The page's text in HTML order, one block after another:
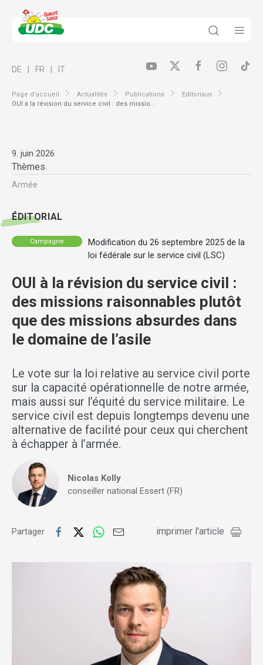
Page d’accueil Actualités Publications
Editoriaux
OUI à la révision du service civil : des missio...
DE FR IT
9. juin 2026
Thèmes
Armée
ÉDITORIAL
Campagne
Modification du 26 septembre 2025 de la
loi fédérale sur le service civil (LSC)
OUI à la révision du service civil :
des missions raisonnables plutôt
que des missions absurdes dans
le domaine de l’asile
Le vote sur la loi relative au service civil porte
sur la capacité opérationnelle de notre armée,
mais aussi sur l’équité du service militaire. Le
service civil est depuis longtemps devenu une
alternative de facilité pour ceux qui cherchent
à échapper à l’armée.
Nicolas Kolly
conseiller national Essert (FR)
Partager imprimer l'article